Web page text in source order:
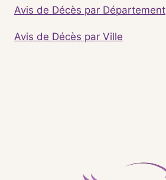
Avis de Décès par Département
Avis de Décès par Ville